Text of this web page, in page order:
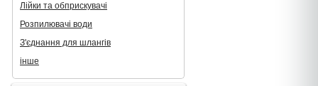
Лійки та обприскувачі
Розпилювачі води
З'єднання для шлангів
інше